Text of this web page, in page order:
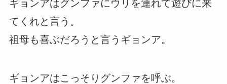
ギョンアはグンファにウリを連れて遊びに来
てくれと言う。
祖母も喜ぶだろうと言うギョンア。
ギョンアはこっそりグンファを呼ぶ。